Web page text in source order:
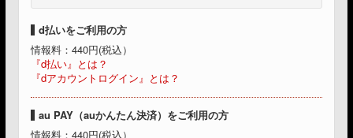
d払いをご利用の方
情報料：440円(税込）
『d払い』とは？
『dアカウントログイン』とは？
au PAY（auかんたん決済）をご利用の方
情報料：440円(税込）